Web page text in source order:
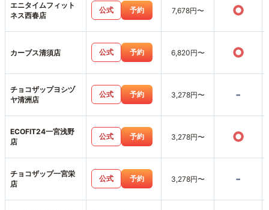
エニタイムフィット
ネス西春店
公式 予約 7,678円〜 ○
カーブス清須店 公式 予約 6,820円〜 ○
チョコザップヨシヅ
ヤ清洲店
公式 予約 3,278円〜 -
ECOFIT24一宮浅野
店
公式 予約 3,278円〜 ○
チョコザップ一宮栄
店
公式 予約 3,278円〜 -